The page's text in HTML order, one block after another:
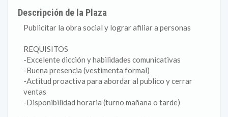
Descripción de la Plaza
Publicitar la obra social y lograr afiliar a personas
REQUISITOS
-Excelente dicción y habilidades comunicativas
-Buena presencia (vestimenta formal)
-Actitud proactiva para abordar al publico y cerrar
ventas
-Disponibilidad horaria (turno mañana o tarde)